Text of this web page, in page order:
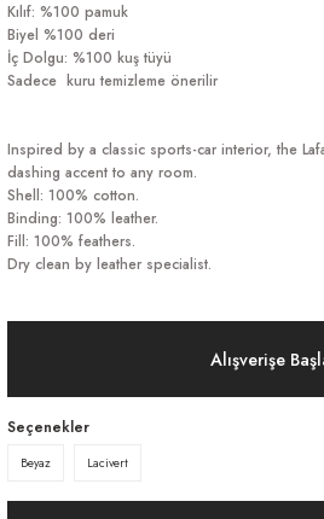
Kılıf: %100 pamuk
Biyel %100 deri
İç Dolgu: %100 kuş tüyü
Sadece kuru temizleme önerilir
Inspired by a classic sports-car interior, the
dashing accent to any room.
Shell: 100% cotton.
Binding: 100% leather.
Fill: 100% feathers.
Dry clean by leather specialist.
Alışverişe
Seçenekler
Beyaz Lacivert